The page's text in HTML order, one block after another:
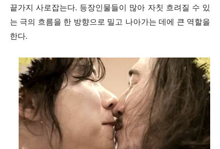
끝가지 사로잡는다. 등장인물들이 많아 자칫 흐려질 수 있
는 극의 흐름을 한 방향으로 밀고 나아가는 데에 큰 역할을
한다.